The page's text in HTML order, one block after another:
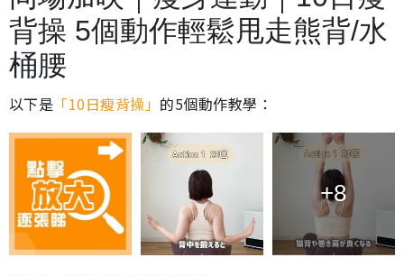
背操 5個動作輕鬆甩走熊背/水
桶腰
以下是 「10日瘦背操」 的5個動作教學：
+8